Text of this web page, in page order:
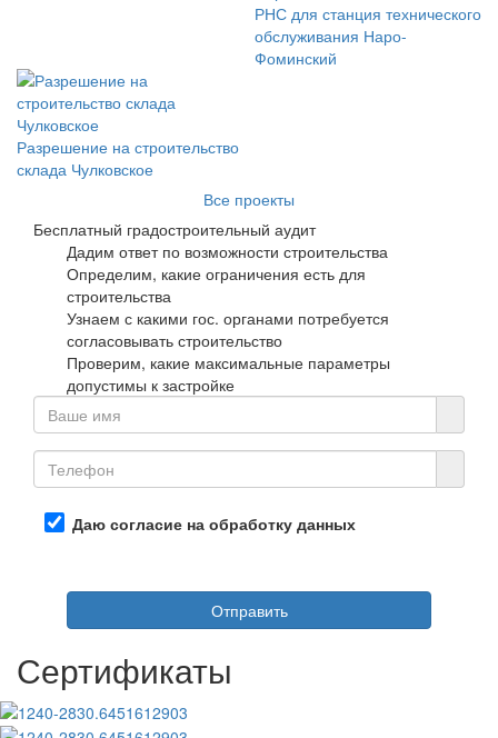
РНС для станция технического
обслуживания Наро-
Фоминский
Разрешение на строительство
склада Чулковское
Все проекты
Бесплатный градостроительный аудит
Дадим ответ по возможности строительства
Определим, какие ограничения есть для
строительства
Узнаем с какими гос. органами потребуется
согласовывать строительство
Проверим, какие максимальные параметры
допустимы к застройке
Даю согласие на обработку данных
Отправить
Сертификаты